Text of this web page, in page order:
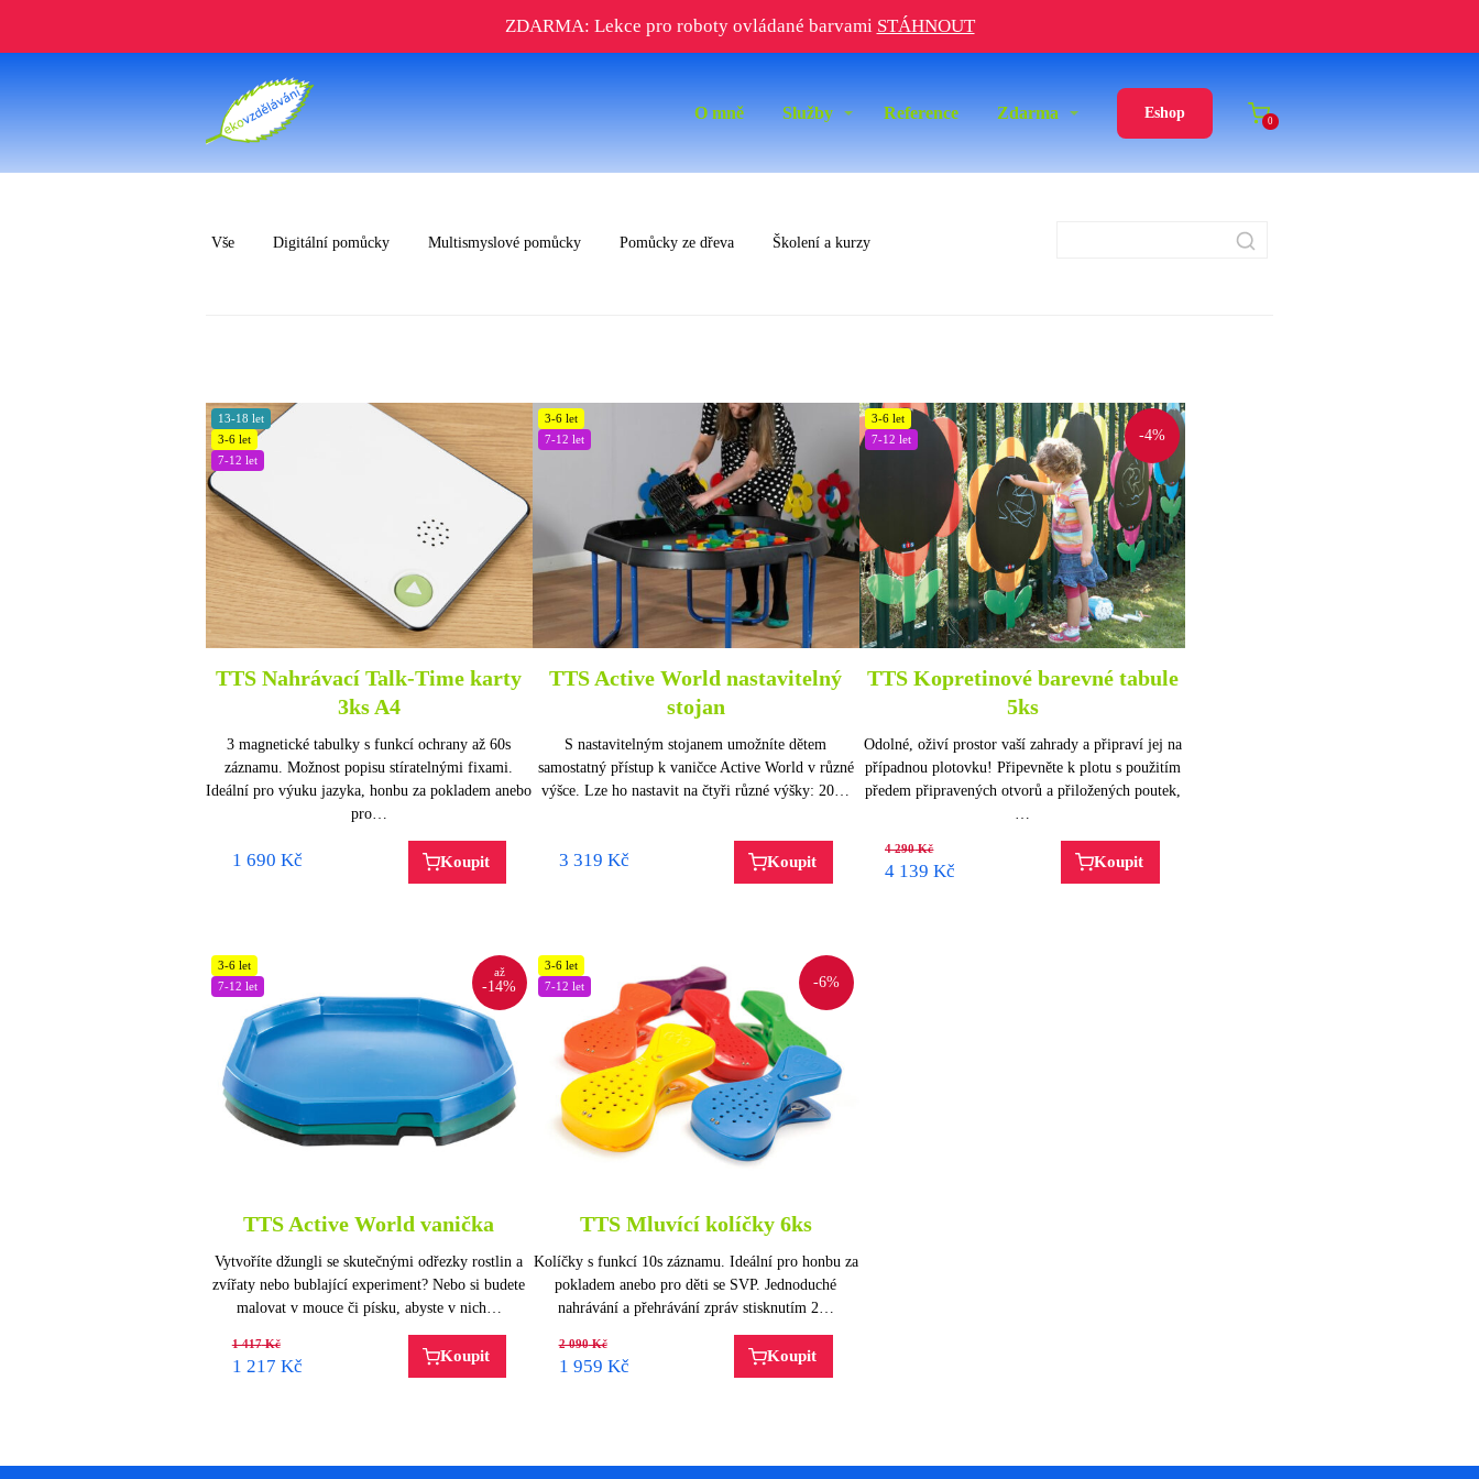
ZDARMA: Lekce pro roboty ovládané barvami STÁHNOUT
O mně Služby Reference Zdarma Eshop 0
Vše Digitální pomůcky Multismyslové pomůcky Pomůcky ze dřeva Školení a kurzy
13-18 let
3-6 let
7-12 let
TTS Nahrávací Talk-Time karty
3ks A4
3 magnetické tabulky s funkcí ochrany až 60s
záznamu. Možnost popisu stíratelnými fixami.
Ideální pro výuku jazyka, honbu za pokladem anebo
pro…
1 690 Kč Koupit
3-6 let
7-12 let
TTS Active World nastavitelný
stojan
S nastavitelným stojanem umožníte dětem
samostatný přístup k vaničce Active World v různé
výšce. Lze ho nastavit na čtyři různé výšky: 20…
3 319 Kč Koupit
-4%
3-6 let
7-12 let
TTS Kopretinové barevné tabule
5ks
Odolné, oživí prostor vaší zahrady a připraví jej na
případnou plotovku! Připevněte k plotu s použitím
předem připravených otvorů a přiložených poutek,
4 290Kč
4 139 Kč Koupit
až
-14%
3-6 let
7-12 let
TTS Active World vanička
Vytvoříte džungli se skutečnými odřezky rostlin a
zvířaty nebo bublající experiment? Nebo si budete
malovat v mouce či písku, abyste v nich…
1 417Kč
1 217 Kč Koupit
-6%
3-6 let
7-12 let
TTS Mluvící kolíčky 6ks
Kolíčky s funkcí 10s záznamu. Ideální pro honbu za
pokladem anebo pro děti se SVP. Jednoduché
nahrávání a přehrávání zpráv stisknutím 2…
2 090Kč
1 959 Kč Koupit